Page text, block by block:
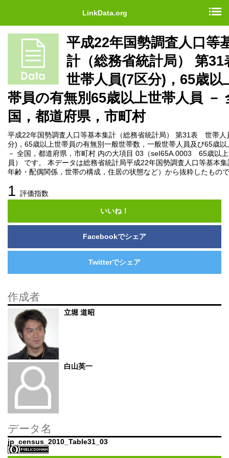
LinkData.org
平成22年国勢調査人口等
計（総務省統計局） 第
世帯人員(7区分)，65歳以
帯員の有無別65歳以上世帯人員 －
国，都道府県，市町村
平成22年国勢調査人口等基本集計（総務省統計局） 第31表 世帯人
分)，65歳以上世帯員の有無別一般世帯数，一般世帯人員及び65歳以
－ 全国，都道府県，市町村 内の大項目 03（seI65A.0003 65歳以
員） です。 本データは総務省統計局平成22年国勢調査人口等基本
年齢・配偶関係，世帯の構成，住居の状態など）から抜粋したもの
1 評価指数
いいね！
Facebookでシェア
Twitterでシェア
作成者
立堀 道昭
白山英一
データ名
jp_census_2010_Table31_03